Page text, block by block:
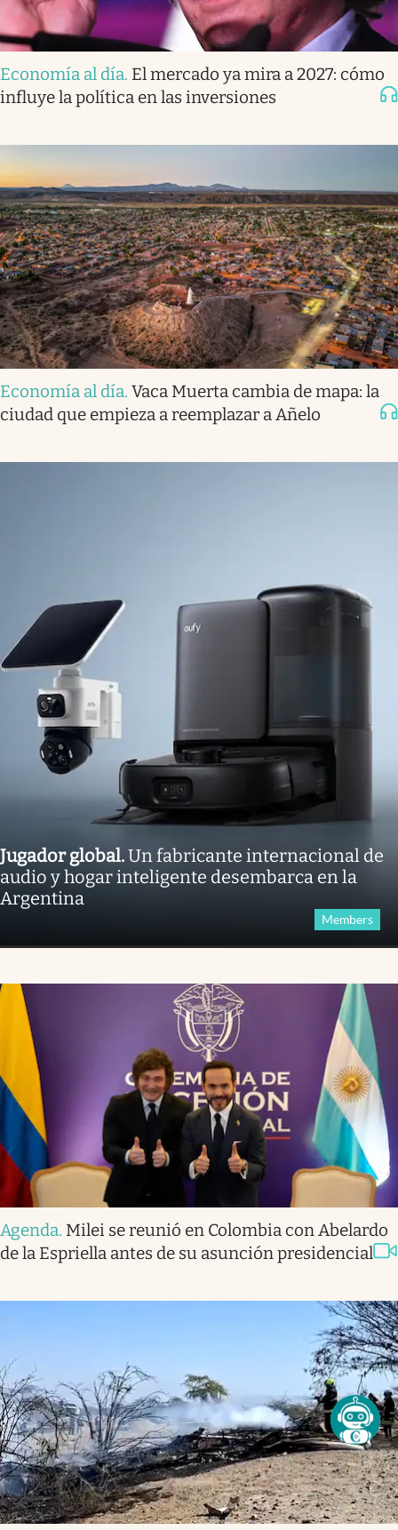
Economía al día. El mercado ya mira a 2027: cómo
influye la política en las inversiones
Economía al día. Vaca Muerta cambia de mapa: la
ciudad que empieza a reemplazar a Añelo
Jugador global.Un fabricante internacional de
audio y hogar inteligente desembarca en la
Argentina
Members
Agenda. Milei se reunió en Colombia con Abelardo
de la Espriella antes de su asunción presidencial